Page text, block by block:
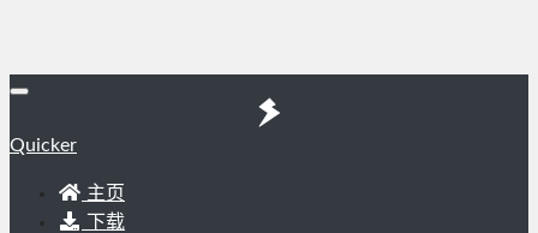
Quicker
主页
下载